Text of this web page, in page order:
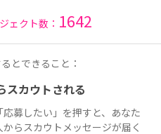
ェクト数： 1642
とできること：
スカウトされる
募したい」を押すと、あなた
らスカウトメッセージが届く